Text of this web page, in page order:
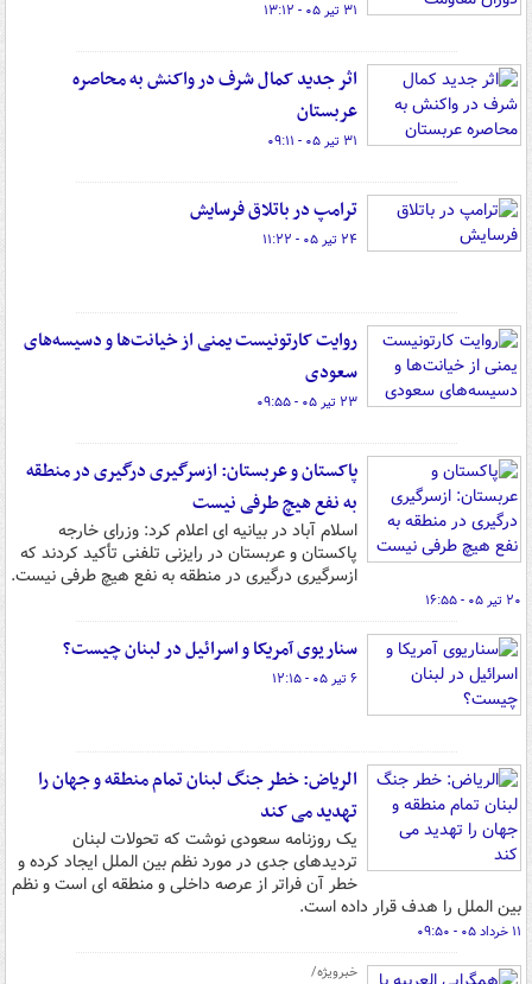
۳۱ تیر ۰۵ - ۱۳:۱۲
اثر جدید کمال شرف در واکنش به محاصره
عربستان
۳۱ تیر ۰۵ - ۰۹:۱۱
ترامپ در باتلاق فرسایش
۲۴ تیر ۰۵ - ۱۱:۲۲
روایت کارتونیست یمنی از خیانت‌ها و دسیسه‌های
سعودی‌
۲۳ تیر ۰۵ - ۰۹:۵۵
پاکستان و عربستان: ازسرگیری درگیری در منطقه
به نفع هیچ طرفی نیست
اسلام آباد در بیانیه ای اعلام کرد: وزرای خارجه
پاکستان و عربستان در رایزنی تلفنی تأکید کردند که
ازسرگیری درگیری در منطقه به نفع هیچ طرفی نیست.
۲۰ تیر ۰۵ - ۱۶:۵۵
سناریوی آمریکا و اسرائیل در لبنان چیست؟
۶ تیر ۰۵ - ۱۲:۱۵
الریاض: خطر جنگ لبنان تمام منطقه و جهان را
تهدید می کند
یک روزنامه سعودی نوشت که تحولات لبنان
تردیدهای جدی در مورد نظم بین الملل ایجاد کرده و
خطر آن فراتر از عرصه داخلی و منطقه ای است و نظم
بین الملل را هدف قرار داده است.
۱۱ خرداد ۰۵ - ۰۹:۵۰
خبرویژه/